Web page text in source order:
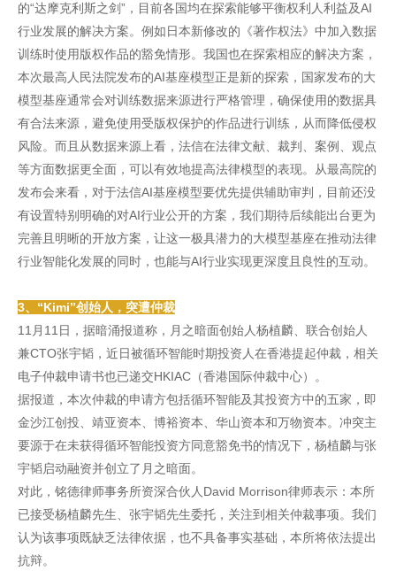
的“达摩克利斯之剑”，目前各国均在探索能够平衡权利人利益及AI
行业发展的解决方案。例如日本新修改的《著作权法》中加入数据
训练时使用版权作品的豁免情形。我国也在探索相应的解决方案，
本次最高人民法院发布的AI基座模型正是新的探索，国家发布的大
模型基座通常会对训练数据来源进行严格管理，确保使用的数据具
有合法来源，避免使用受版权保护的作品进行训练，从而降低侵权
风险。而且从数据来源上看，法信在法律文献、裁判、案例、观点
等方面数据更全面，可以有效地提高法律模型的表现。从最高院的
发布会来看，对于法信AI基座模型要优先提供辅助审判，目前还没
有设置特别明确的对AI行业公开的方案，我们期待后续能出台更为
完善且明晰的开放方案，让这一极具潜力的大模型基座在推动法律
行业智能化发展的同时，也能与AI行业实现更深度且良性的互动。
3、“Kimi”创始人，突遭仲裁
11月11日，据暗涌报道称，月之暗面创始人杨植麟、联合创始人
兼CTO张宇韬，近日被循环智能时期投资人在香港提起仲裁，相关
电子仲裁申请书也已递交HKIAC（香港国际仲裁中心）。
据报道，本次仲裁的申请方包括循环智能及其投资方中的五家，即
金沙江创投、靖亚资本、博裕资本、华山资本和万物资本。冲突主
要源于在未获得循环智能投资方同意豁免书的情况下，杨植麟与张
宇韬启动融资并创立了月之暗面。
对此，铭德律师事务所资深合伙人David Morrison律师表示：本所
已接受杨植麟先生、张宇韬先生委托，关注到相关仲裁事项。我们
认为该事项既缺乏法律依据，也不具备事实基础，本所将依法提出
抗辩。